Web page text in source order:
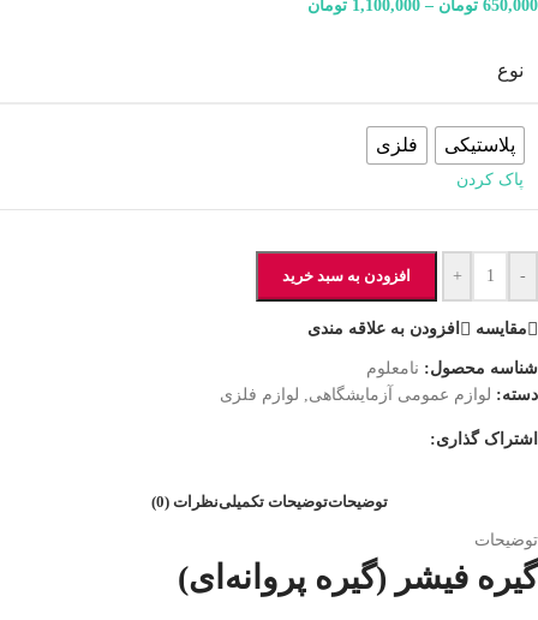
650,000 تومان –
1,100,000 تومان
نوع
پلاستیکی فلزی
پاک کردن
-
+ افزودن به سبد خرید
مقایسه افزودن به علاقه مندی
شناسه محصول: نامعلوم
دسته: لوازم عمومی آزمایشگاهی, لوازم فلزی
اشتراک گذاری:
توضیحاتتوضیحات تکمیلینظرات (0)
توضیحات
گیره فیشر (گیره پروانه‌ای)